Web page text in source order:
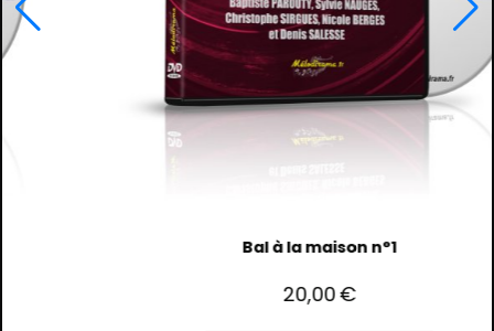
Bal à la maison n°1
€